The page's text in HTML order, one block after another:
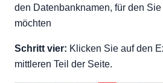
den Datenbanknamen, für den
möchten
Schritt vier: Klicken Sie auf den
mittleren Teil der Seite.